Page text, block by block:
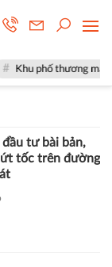
phố thương mại
đầu tư bài bản,
tốc trên đường